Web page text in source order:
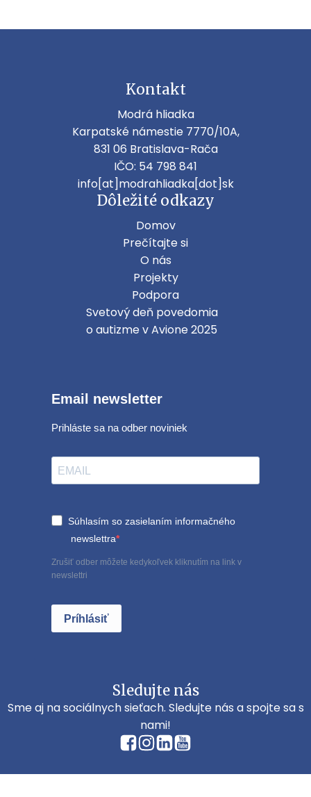
Kontakt
Modrá hliadka
Karpatské námestie 7770/10A,
831 06 Bratislava-Rača
IČO: 54 798 841
info[at]modrahliadka[dot]sk
Dôležité odkazy
Domov
Prečítajte si
O nás
Projekty
Podpora
Svetový deň povedomia
o autizme v Avione 2025
Email newsletter
Prihláste sa na odber noviniek
Súhlasím so zasielaním informačného
newslettra
Zrušiť odber môžete kedykoľvek kliknutím na link v
newslettri
Príhlásiť
Sledujte nás
Sme aj na sociálnych sieťach. Sledujte nás a spojte sa s
nami!